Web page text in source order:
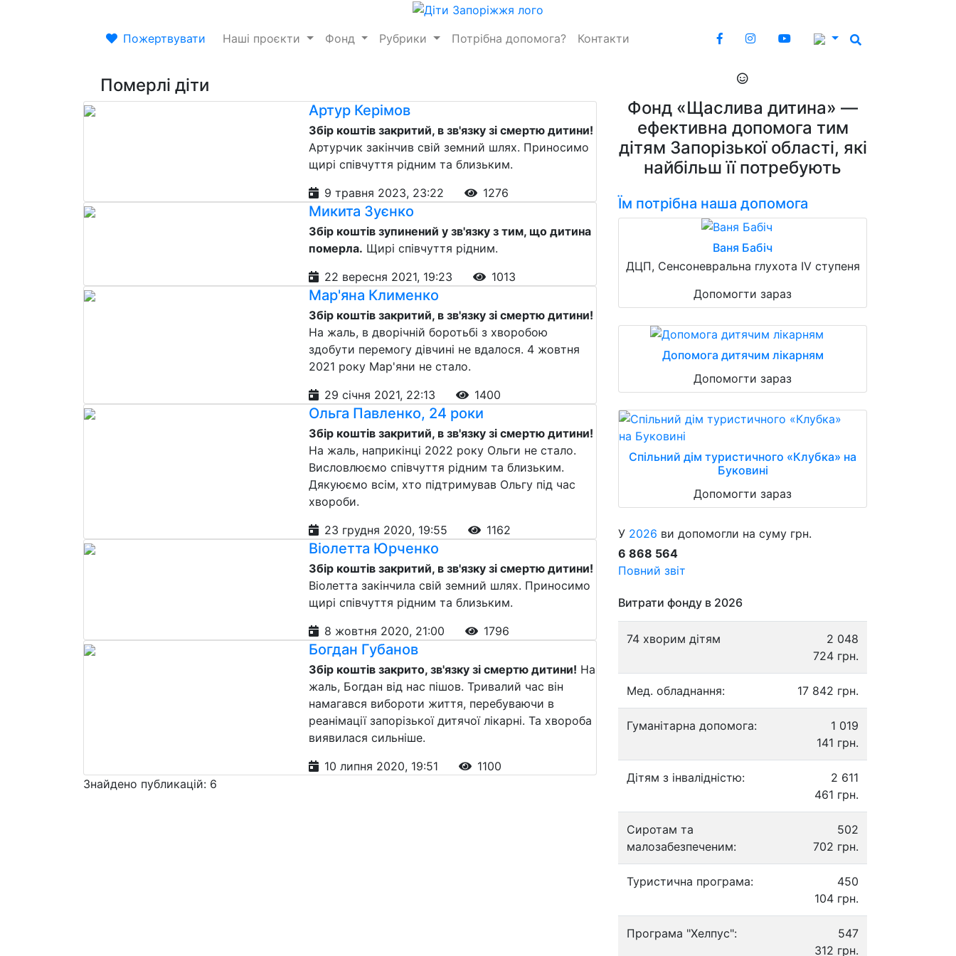
Пожертвувати Наші проєкти Фонд Рубрики Потрібна допомога? Контакти
Померлі діти
Артур Керімов
Збір коштів закритий, в зв'язку зі смертю дитини!
Артурчик закінчив свій земний шлях. Приносимо
щирі співчуття рідним та близьким.
9 травня 2023, 23:22
1276
Микита Зуєнко
Збір коштів зупинений у зв'язку з тим, що дитина
померла. Щирі співчуття рідним.
22 вересня 2021, 19:23
1013
Мар'яна Клименко
Збір коштів закритий, в зв'язку зі смертю дитини!
На жаль, в дворічній боротьбі з хворобою
здобути перемогу дівчині не вдалося. 4 жовтня
2021 року Мар'яни не стало.
29 січня 2021, 22:13
1400
Ольга Павленко, 24 роки
Збір коштів закритий, в зв'язку зі смертю дитини!
На жаль, наприкінці 2022 року Ольги не стало.
Висловлюємо співчуття рідним та близьким.
Дякуюємо всім, хто підтримував Ольгу під час
хвороби.
23 грудня 2020, 19:55
1162
Віолетта Юрченко
Збір коштів закритий, в зв'язку зі смертю дитини!
Віолетта закінчила свій земний шлях. Приносимо
щирі співчуття рідним та близьким.
8 жовтня 2020, 21:00
1796
Богдан Губанов
Збір коштів закрито, зв'язку зі смертю дитини! На
жаль, Богдан від нас пішов. Тривалий час він
намагався вибороти життя, перебуваючи в
реанімації запорізької дитячої лікарні. Та хвороба
виявилася сильніше.
10 липня 2020, 19:51
1100
Знайдено публикацій: 6
Фонд «Щаслива дитина» —
ефективна допомога тим
дітям Запорізької області, які
найбільш її потребують
Їм потрібна наша допомога
Ваня Бабіч
ДЦП, Сенсоневральна глухота IV ступеня
Допомогти зараз
Допомога дитячим лікарням
Допомогти зараз
Спільний дім туристичного «Клубка» на
Буковині
Допомогти зараз
У 2026 ви допомогли на суму грн.
6 868 564
Повний звіт
Витрати фонду в 2026
74 хворим дітям
2 048
724 грн.
Мед. обладнання: 17 842 грн.
Гуманітарна допомога:
1 019
141 грн.
Дітям з інвалідністю:
2 611
461 грн.
Сиротам та
малозабезпеченим:
502
702 грн.
Туристична програма:
450
104 грн.
Програма "Хелпус":
547
312 грн.